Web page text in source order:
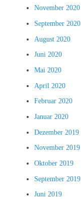
November 2020
September 2020
August 2020
Juni 2020
Mai 2020
April 2020
Februar 2020
Januar 2020
Dezember 2019
November 2019
Oktober 2019
September 2019
Juni 2019